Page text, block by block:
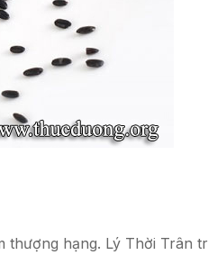
hạng. Lý Thời Trân